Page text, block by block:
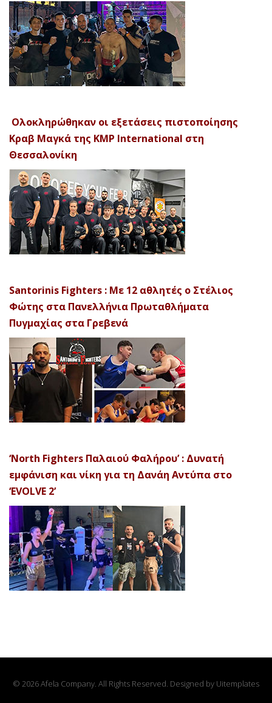
Ολοκληρώθηκαν οι εξετάσεις πιστοποίησης
Κραβ Μαγκά της KMP International στη
Θεσσαλονίκη
Santorinis Fighters : Με 12 αθλητές ο Στέλιος
Φώτης στα Πανελλήνια Πρωταθλήματα
Πυγμαχίας στα Γρεβενά
‘North Fighters Παλαιού Φαλήρου’ : Δυνατή
εμφάνιση και νίκη για τη Δανάη Αντύπα στο
‘EVOLVE 2’
© 2026 Afela Company. All Rights Reserved. Designed by Uitemplates